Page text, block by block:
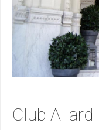
Club Allard